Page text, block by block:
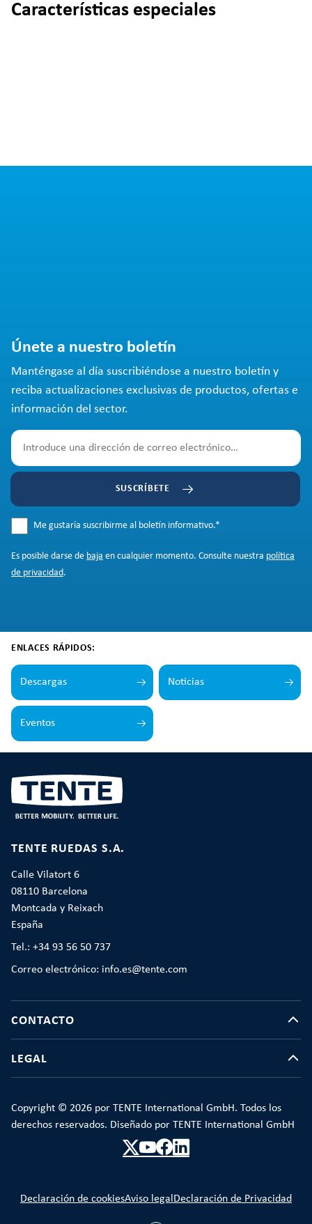
Características especiales
Únete a nuestro boletín
Manténgase al día suscribiéndose a nuestro boletín y
reciba actualizaciones exclusivas de productos, ofertas e
información del sector.
SUSCRÍBETE
Me gustaría suscribirme al boletín informativo.*
Es posible darse de baja en cualquier momento. Consulte nuestra política
de privacidad.
ENLACES RÁPIDOS:
Descargas Noticias
Eventos
TENTE RUEDAS S.A.
Calle Vilatort 6
08110 Barcelona
Montcada y Reixach
España
Tel.: +34 93 56 50 737
Correo electrónico: info.es@tente.com
CONTACTO
LEGAL
Copyright © 2026 por TENTE International GmbH. Todos los
derechos reservados. Diseñado por TENTE International GmbH
Declaración de cookiesAviso legalDeclaración de Privacidad